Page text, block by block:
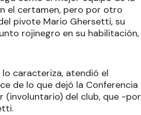
el certamen, pero por otro
pivote Mario Ghersetti, su
rojinegro en su habilitación,
caracteriza, atendió el
de lo que dejó la Conferencia
(involuntario) del club, que -por